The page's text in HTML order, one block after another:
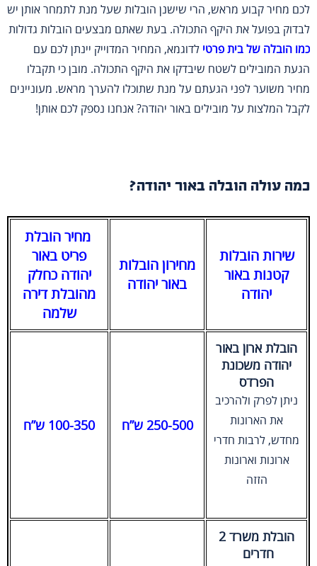
לכם מחיר קבוע מראש, הרי שישנן הובלות שעל מנת לתמחר אותן יש
לבדוק בפועל את היקף התכולה. בעת שאתם מבצעים הובלות גדולות
כמו הובלה של בית פרטי לדוגמא, המחיר המדוייק יינתן לכם עם
הגעת המובילים לשטח שיבדקו את היקף התכולה. מובן כי תקבלו
מחיר משוער לפני הגעתם על מנת שתוכלו להערך מראש. מעוניינים
לקבל המלצות על מובילים באור יהודה? אנחנו נספק לכם אותן!
כמה עולה הובלה באור יהודה?
שירות הובלות
קטנות באור
יהודה
מחירון הובלות
באור יהודה
מחיר הובלת
פריט באור
יהודה כחלק
מהובלת דירה
שלמה
הובלת ארון באור
יהודה משכונת
הפרדס
ניתן לפרק ולהרכיב
את הארונות
מחדש, לרבות חדרי
ארונות וארונות
הזזה
250-500 ש”ח 100-350 ש”ח
הובלת משרד 2
חדרים